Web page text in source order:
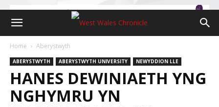
Home Aberystwyth
ABERYSTWYTH ABERYSTWYTH UNIVERSITY NEWYDDION LLE
HANES DEWINIAETH YNG
NGHYMRU YN